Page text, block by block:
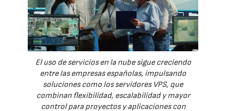
El uso de servicios en la nube sigue creciendo
entre las empresas españolas, impulsando
soluciones como los servidores VPS, que
combinan flexibilidad, escalabilidad y mayor
control para proyectos y aplicaciones con